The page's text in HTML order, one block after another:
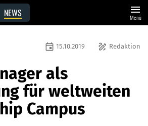
NEWS menu
Menü
draw Redaktion
event 15.10.2019
als
für weltweiten
Campus